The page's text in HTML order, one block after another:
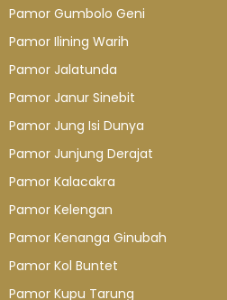
Pamor Gumbolo Geni
Pamor Ilining Warih
Pamor Jalatunda
Pamor Janur Sinebit
Pamor Jung Isi Dunya
Pamor Junjung Derajat
Pamor Kalacakra
Pamor Kelengan
Pamor Kenanga Ginubah
Pamor Kol Buntet
Pamor Kupu Tarung